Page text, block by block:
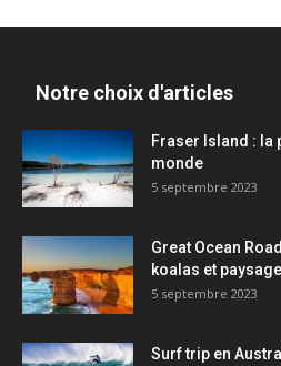
Notre choix d'articles
Fraser Island : la
monde
5 septembre 2023
Great Ocean
koalas et
5 septembre 2023
Surf trip en